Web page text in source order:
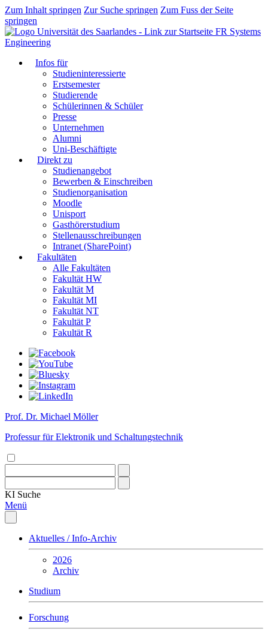
Zum Inhalt springen Zur Suche springen Zum Fuss der Seite
springen
FR Systems
Engineering
Infos für
Studieninteressierte
Erstsemester
Studierende
Schülerinnen & Schüler
Presse
Unternehmen
Alumni
Uni-Beschäftigte
Direkt zu
Studienangebot
Bewerben & Einschreiben
Studienorganisation
Moodle
Unisport
Gasthörerstudium
Stellenausschreibungen
Intranet (SharePoint)
Fakultäten
Alle Fakultäten
Fakultät HW
Fakultät M
Fakultät MI
Fakultät NT
Fakultät P
Fakultät R
Prof. Dr. Michael Möller
Professur für Elektronik und Schaltungstechnik
KI Suche
Menü
Aktuelles / Info-Archiv
2026
Archiv
Studium
Forschung